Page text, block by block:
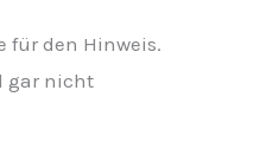
für den Hinweis.
gar nicht